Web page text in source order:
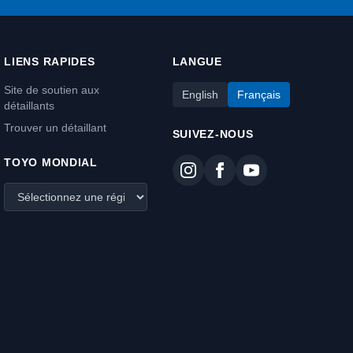
LIENS RAPIDES
Site de soutien aux
détaillants
Trouver un détaillant
TOYO MONDIAL
LANGUE
English Français
SUIVEZ-NOUS